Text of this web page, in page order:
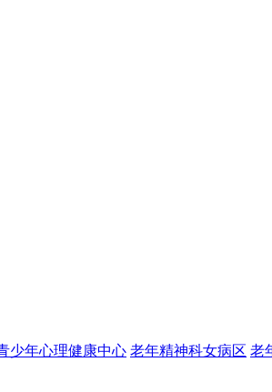
少年心理健康中心 老年精神科女病区 老